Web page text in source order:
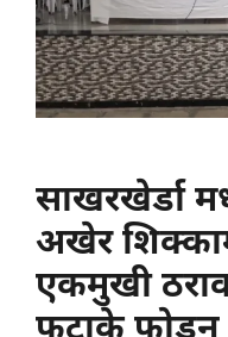
साखरखेर्डा
अखेर
एकमुखी